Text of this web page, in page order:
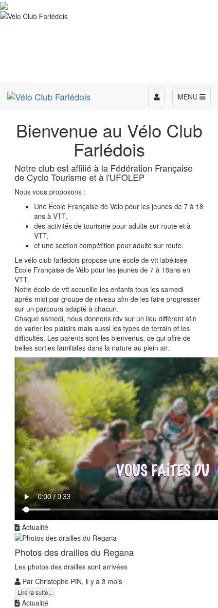
MENU
Toggle
navigation
Bienvenue au Vélo Club
Farlédois
Notre club est affilié à la Fédération Française
de Cyclo Tourisme et à l'UFOLEP
Nous vous proposons :
Une École Française de Vélo pour les jeunes de 7 à 18
ans à VTT,
des activités de tourisme pour adulte sur route et à
VTT,
et une section compétition pour adulte sur route.
Le vélo club farlédois propose une école de vtt labélisée
Ecole Française de Vélo pour les jeunes de 7 à 18ans en
VTT.
Notre école de vtt accueille les enfants tous les samedi
après-midi par groupe de niveau afin de les faire progresser
sur un parcours adapté à chacun.
Chaque samedi, nous donnons rdv sur un lieu différent afin
de varier les plaisirs mais aussi les types de terrain et les
difficultés. Les parents sont les bienvenus, ce qui offre de
belles sorties familiales dans la nature au plein air.
Actualité
Photos des drailles du Regana
Les photos des drailles sont arrivées ️️
Par Christophe PIN, il y a 3 mois
Lire la suite...
Actualité